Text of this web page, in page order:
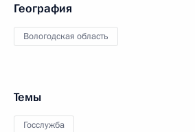
География
Вологодская область
Темы
Госслужба